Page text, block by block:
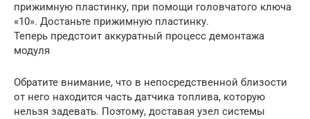
прижимную пластинку, при помощи головчатого ключа
«10». Достаньте прижимную пластинку.
Теперь предстоит аккуратный процесс демонтажа
модуля
Обратите внимание, что в непосредственной близости
от него находится часть датчика топлива, которую
нельзя задевать. Поэтому, доставая узел системы